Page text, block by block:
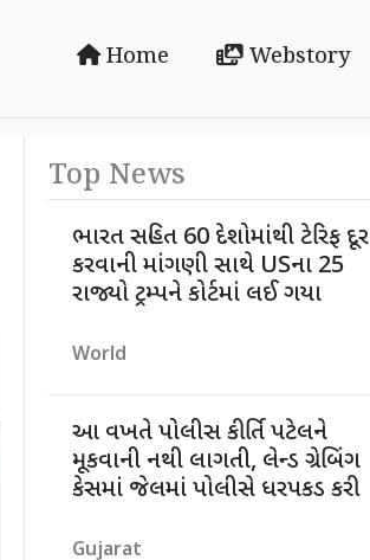
Home Webstory
Top News
ભારત સહિત 60 દેશોમાંથી ટેરિફ દૂર
કરવાની માંગણી સાથે USના 25
રાજ્યો ટ્રમ્પને કોર્ટમાં લઈ ગયા
World
આ વખતે પોલીસ કીર્તિ પટેલને
મૂકવાની નથી લાગતી, લેન્ડ ગ્રેબિંગ
કેસમાં જેલમાં પોલીસે ધરપકડ કરી
Gujarat